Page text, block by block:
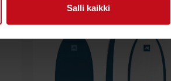
Salli kaikki